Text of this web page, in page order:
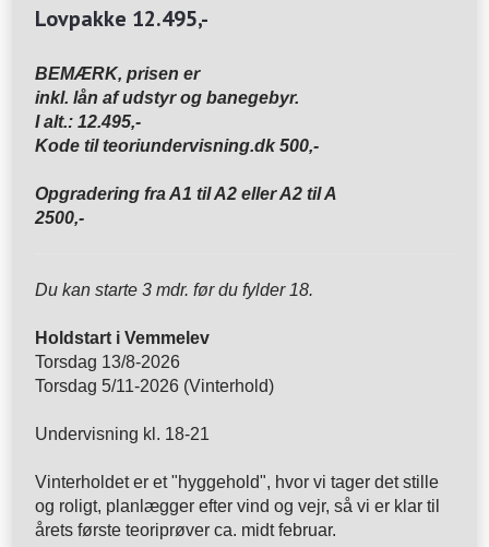
Lovpakke 12.495,-
BEMÆRK, prisen er
inkl. lån af udstyr og banegebyr.
I alt.: 12.495,-
Kode til teoriundervisning.dk 500,-
Opgradering fra A1 til A2 eller A2 til A
2500,-
Du kan starte 3 mdr. før du fylder 18.
Holdstart i Vemmelev
Torsdag 13/8-2026
Torsdag 5/11-2026 (Vinterhold)
Undervisning kl. 18-21
Vinterholdet er et "hyggehold", hvor vi tager det stille
og roligt, planlægger efter vind og vejr, så vi er klar til
årets første teoriprøver ca. midt februar.